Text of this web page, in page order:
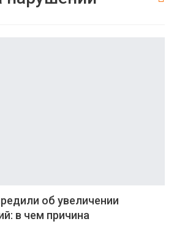
об увеличении
в чем причина